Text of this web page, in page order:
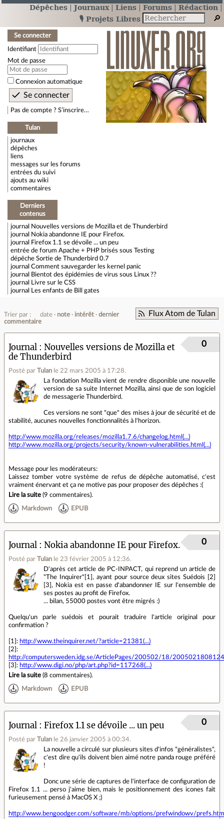
Dépêches Journaux Liens Forums
Rédaction
🎙️ Projets Libres
Se connecter
Identifiant
Mot de passe
Connexion automatique
Pas de compte ? S’inscrire…
Tulan
journaux
dépêches
liens
messages sur les forums
entrées du suivi
ajouts au wiki
commentaires
Derniers
contenus
journal
Nouvelles versions de Mozilla et de Thunderbird
journal
Nokia abandonne IE pour Firefox.
journal
Firefox 1.1 se dévoile ... un peu
entrée de forum Apache + PHP brisés sous Testing
dépêche Sortie de Thunderbird 0.7
journal Comment sauvegarder les kernel panic
journal
Bientot des épidémies de virus sous Linux ??
journal
Livre sur le CSS
journal
Les enfants de Bill gates
Flux Atom de Tulan
Trier par : date note intérêt
dernier
commentaire
Journal
Nouvelles versions de Mozilla et
de Thunderbird
Posté par Tulan le 22 mars 2005 à 17:28.
0
La fondation Mozilla vient de rendre disponible une nouvelle
version de sa suite Internet Mozilla, ainsi que de son logiciel
de messagerie Thunderbird.
Ces versions ne sont "que" des mises à jour de sécurité et de
stabilité, aucunes nouvelles fonctionnalités à l'horizon.
http://www.mozilla.org/releases/mozilla1.7.6/changelog.html(...)
http://www.mozilla.org/projects/security/known-vulnerabilities.html(...)
Message pour les modérateurs:
Laissez tomber votre système de refus de dépêche automatisé, c'est
vraiment énervant et ça ne motive pas pour proposer des dépêches :(
Lire la suite (9 commentaires).
Markdown EPUB
Journal Nokia abandonne IE pour Firefox.
Posté par Tulan le 23 février 2005 à 12:36.
0
D'après cet article de PC-INPACT, qui reprend un article de
"The Inquirer"[1], ayant pour source deux sites Suédois [2]
[3], Nokia est en passe d'abandonner IE sur l'ensemble de
ses postes au profit de Firefox.
... bilan, 55000 postes vont être migrés :)
Quelqu'un parle suédois et pourait traduire l'article original pour
confirmation ?
[1]: http://www.theinquirer.net/?article=21381(...)
[2]:
http://computersweden.idg.se/ArticlePages/200502/18/
[3]: http://www.digi.no/php/art.php?id=117268(...)
Lire la suite (8 commentaires).
Markdown EPUB
Journal Firefox 1.1 se dévoile ... un peu
Posté par Tulan le 26 janvier 2005 à 00:34.
0
La nouvelle a circulé sur plusieurs sites d'infos "généralistes",
c'est dire qu'ils doivent bien aimé notre panda rouge préféré
!
Donc une série de captures de l'interface de configuration de
Firefox 1.1 ... perso j'aime bien, mais le positionnement des icones fait
furieusement pensé à MacOS X ;)
http://www.bengoodger.com/software/mb/options/prefwindowv/